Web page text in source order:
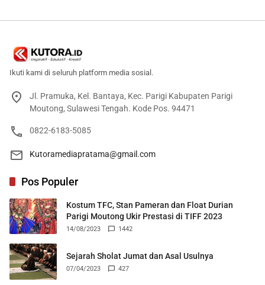
Ikuti kami di seluruh platform media sosial.
Jl. Pramuka, Kel. Bantaya, Kec. Parigi Kabupaten Parigi
Moutong, Sulawesi Tengah. Kode Pos. 94471
0822-6183-5085
Kutoramediapratama@gmail.com
Pos Populer
Kostum TFC, Stan Pameran dan Float Durian
Parigi Moutong Ukir Prestasi di TIFF 2023
14/08/2023 1442
Sejarah Sholat Jumat dan Asal Usulnya
07/04/2023 427